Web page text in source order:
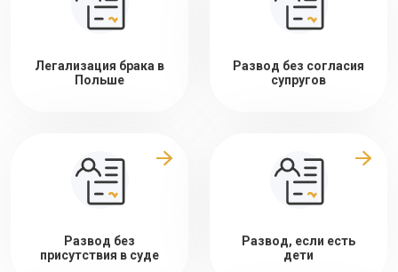
Легализация брака в
Польше
Развод без согласия
супругов
Развод без
присутствия в суде
Развод, если есть
дети